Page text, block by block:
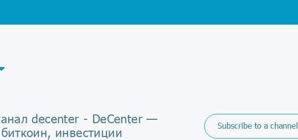
Subscribe to a channel
decenter - DeCenter —
инвестиции